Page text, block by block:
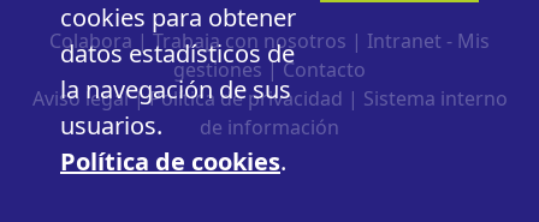
cookies para obtener
datos estadísticos de
la navegación de sus
usuarios.
Política de cookies.
Colabora | Trabaja con nosotros | Intranet - Mis
gestiones |Contacto
Aviso legal|Política de privacidad | Sistema interno
de información